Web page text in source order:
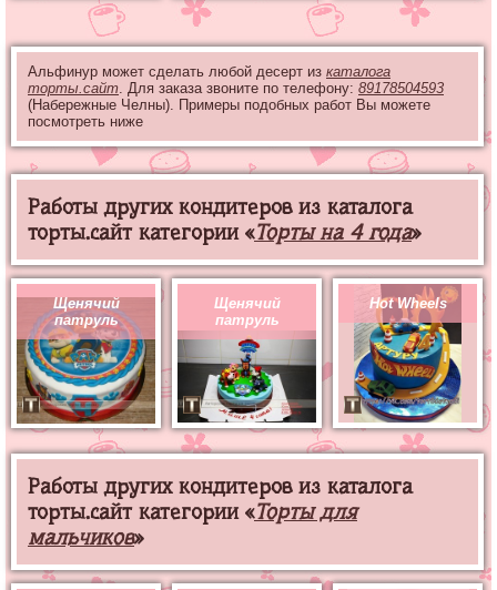
Альфинур может сделать любой десерт из каталога
торты.сайт. Для заказа звоните по телефону: 89178504593
(Набережные Челны). Примеры подобных работ Вы можете
посмотреть ниже
Работы других кондитеров из каталога
торты.сайт категории «Торты на 4 года»
Щенячий
патруль
Щенячий
патруль
Hot Wheels
Работы других кондитеров из каталога
торты.сайт категории «Торты для
мальчиков»